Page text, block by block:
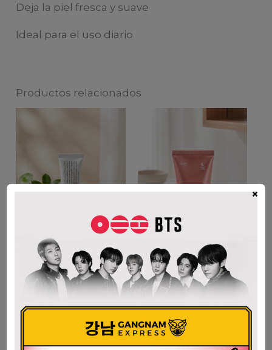
Deja la piel fresca y suave
Ideal para el uso diario
Productos relacionados
DR. ALTHEA 345
RELIEF CREAM 50ml
AÑADIR AL CARRITO
MEDICUBE
COLLAGEN NIGHT
WRAPPING MASK
×